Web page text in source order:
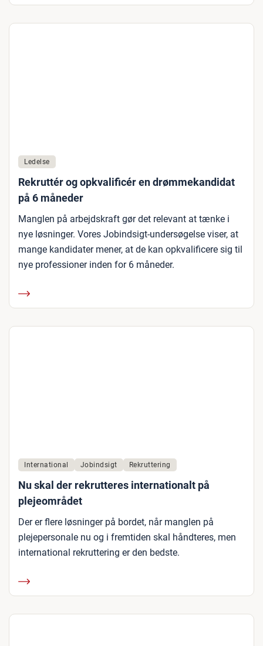
Ledelse
Rekruttér og opkvalificér en drømmekandidat
på 6 måneder
Manglen på arbejdskraft gør det relevant at tænke i
nye løsninger. Vores Jobindsigt-undersøgelse viser, at
mange kandidater mener, at de kan opkvalificere sig til
nye professioner inden for 6 måneder.
International Jobindsigt Rekruttering
Nu skal der rekrutteres internationalt på
plejeområdet
Der er flere løsninger på bordet, når manglen på
plejepersonale nu og i fremtiden skal håndteres, men
international rekruttering er den bedste.